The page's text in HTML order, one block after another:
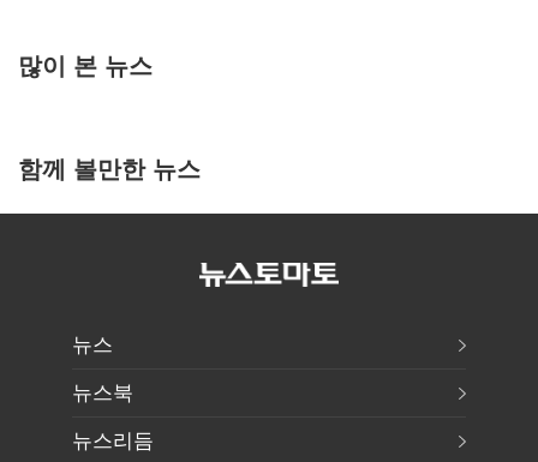
많이 본 뉴스
함께 볼만한 뉴스
뉴스
뉴스북
뉴스리듬